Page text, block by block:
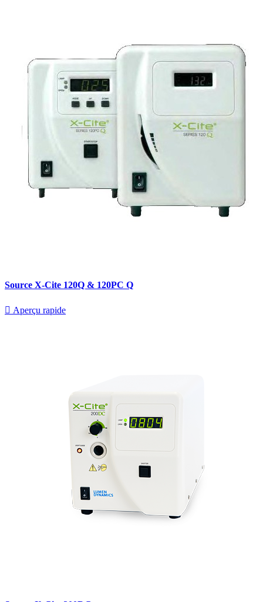
Source X-Cite 120Q & 120PC Q
 Aperçu rapide